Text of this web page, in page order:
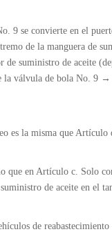
9 se convierte en el
de la manguera de
de suministro de aceite
la válvula de bola No.
es la misma que Artículo
que en Artículo c. Solo
de aceite en el
de